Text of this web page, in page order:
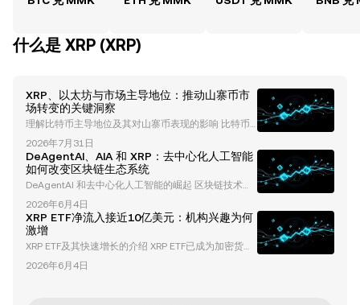
什么是 XRP (XRP)
XRP、以太坊与市场主导地位：推动山寨币市
场转变的关键洞察
理解比特币主导地位及其对山寨币表现的影响 比特币
主导地位长期以来一直是理解加密货币市场趋势的重要
指标。历史上，比特币的主导地位反映了比特币在总加
密货币市值中所占的比例。截至目前，比特币的主导地
位已下降至约60-61%，这表明市场动态可能正在发生
变化。这种下降通常与资金流向山寨币相关，为像 以
太坊（ETH） 和 XRP 这样的资产创造了增长机会。 当
比特币的主导地位下降时，通常表明投资者正在将投资
组
2026年7月31日
DeAgentAI、AIA 和 XRP：去中心化人工智能
如何改变区块链生态系统
DeAgentAI 和去中心化人工智能的崛起 区块链技术与
人工智能（AI）的融合正在彻底改变科技领域，催生出
一系列创新项目，重新定义我们与数字生态系统的交互
方式。其中一个开创性的项目是 DeAgentAI ，这是一
种去中心化的 AI 代理基础设施，旨在促进跨多个区块
链网络的安全、可验证和可扩展的交互。凭借其原生代
币 AIA 和卓越的市场表现，DeAgentAI 正在成为加密
2026年6月4日
XRP ETF净流入接近10亿美元：机构兴趣为何
激增
XRP ETF及其快速增长的介绍 XRP ETF已成为加密货币
领域最具变革性的投资工具之一。在推出数周内，其累
计净流入接近10亿美元，这些ETF以前所未有的速度吸
2026年6月4日